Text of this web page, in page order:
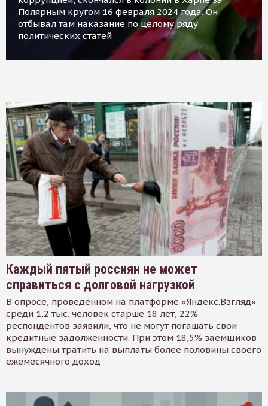
Полярным кругом 16 февраля 2024 года. Он
отбывал там наказание по целому ряду
политических статей
Каждый пятый россиян не может
справиться с долговой нагрузкой
В опросе, проведенном на платформе «Яндекс.Взгляд»
среди 1,2 тыс. человек старше 18 лет, 22%
респондентов заявили, что не могут погашать свои
кредитные задолженности. При этом 18,5% заемщиков
вынуждены тратить на выплаты более половины своего
ежемесячного доход